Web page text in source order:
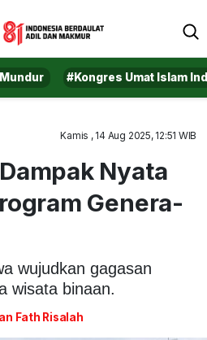
#Kongres Umat Islam
Kamis , 14 Aug 2025, 12:51 WIB
Nyata
Genera-
wujudkan gagasan
wisata binaan.
Fath Risalah